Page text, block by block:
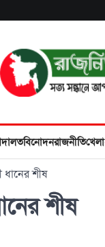
বিনোদনরাজনীতি
শীষ
শীষ